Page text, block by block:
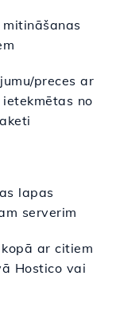
preces ar
no
lapas
serverim
ar citiem
Hostico vai